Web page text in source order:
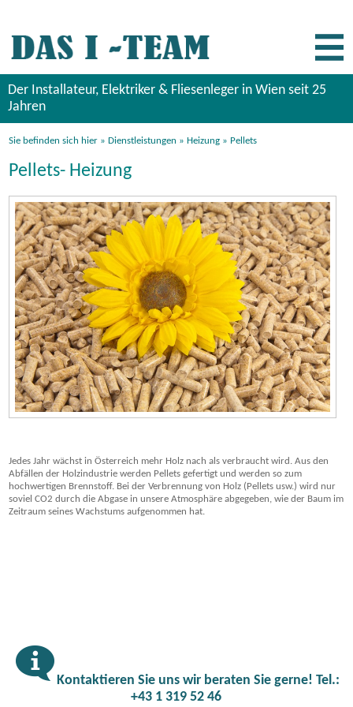
Der Installateur, Elektriker & Fliesenleger in Wien seit 25
Jahren
Sie befinden sich hier »Dienstleistungen »Heizung » Pellets
Pellets- Heizung
Jedes Jahr wächst in Österreich mehr Holz nach als verbraucht wird. Aus den
Abfällen der Holzindustrie werden Pelletsgefertigt und werden so zum
hochwertigen Brennstoff. Bei der Verbrennung von Holz (Pellets usw.) wird nur
soviel CO2 durch die Abgase in unsere Atmosphäre abgegeben, wie der Baum im
Zeitraum seines Wachstums aufgenommen hat.
Kontaktieren Sie uns wir beraten Sie gerne! Tel.:
+43 1 319 52 46